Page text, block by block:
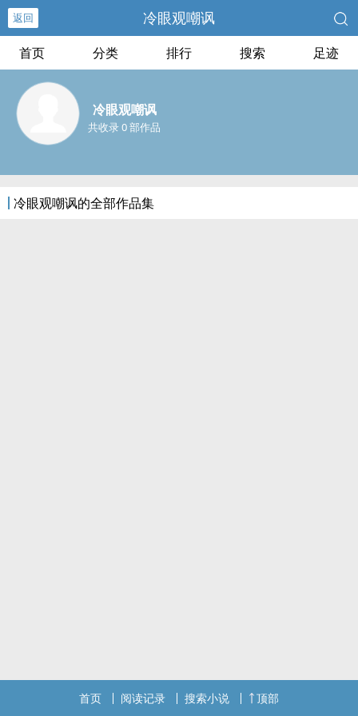
返回 冷眼观嘲讽
首页 分类 排行 搜索 足迹
冷眼观嘲讽
共收录 0 部作品
冷眼观嘲讽的全部作品集
首页 阅读记录 搜索小说 顶部